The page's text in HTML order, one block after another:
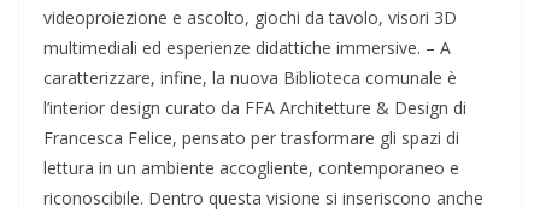
videoproiezione e ascolto, giochi da tavolo, visori 3D
multimediali ed esperienze didattiche immersive. – A
caratterizzare, infine, la nuova Biblioteca comunale è
l’interior design curato da FFA Architetture & Design di
Francesca Felice, pensato per trasformare gli spazi di
lettura in un ambiente accogliente, contemporaneo e
riconoscibile. Dentro questa visione si inseriscono anche